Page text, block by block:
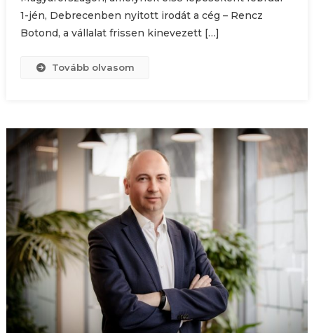
1-jén, Debrecenben nyitott irodát a cég – Rencz
Botond, a vállalat frissen kinevezett […]
Tovább olvasom